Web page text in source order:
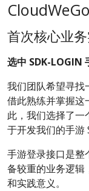
首次核心业
选中 SDK-LOGIN
我们团队希望寻找
借此熟练并掌握这
此，我们选择了一
于开发我们的手游
手游登录接口是整
备较重的业务逻辑
和实践意义。